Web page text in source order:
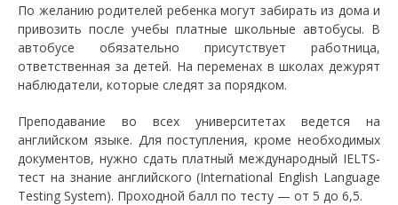
По желанию родителей ребенка могут забирать из дома и
привозить после учебы платные школьные автобусы. В
автобусе обязательно присутствует работница,
ответственная за детей. На переменах в школах дежурят
наблюдатели, которые следят за порядком.
Преподавание во всех университетах ведется на
английском языке. Для поступления, кроме необходимых
документов, нужно сдать платный международный IELTS-
тест на знание английского (International English Language
Testing System). Проходной балл по тесту — от 5 до 6,5.